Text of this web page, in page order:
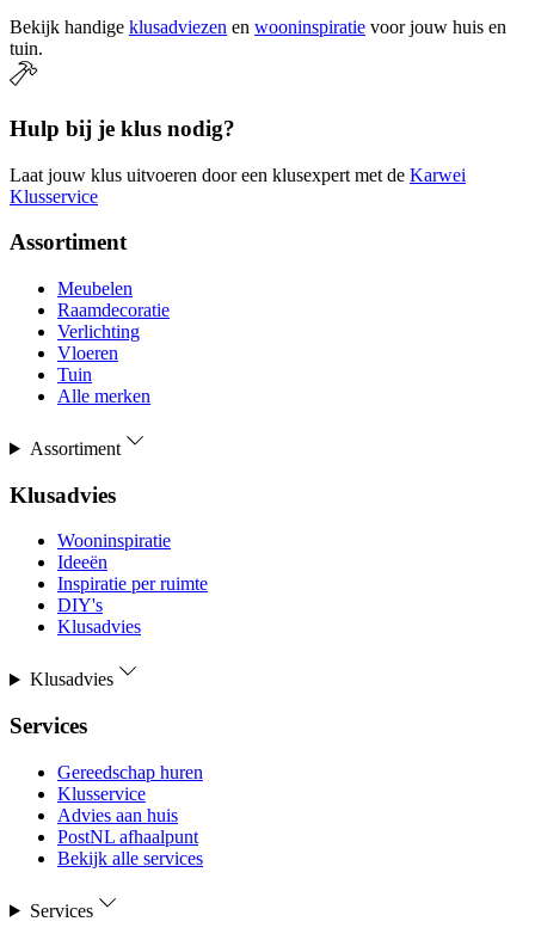
Bekijk handige klusadviezen en wooninspiratie voor jouw huis en
tuin.
Hulp bij je klus nodig?
Laat jouw klus uitvoeren door een klusexpert met de Karwei
Klusservice
Assortiment
Meubelen
Raamdecoratie
Verlichting
Vloeren
Tuin
Alle merken
Assortiment
Klusadvies
Wooninspiratie
Ideeën
Inspiratie per ruimte
DIY's
Klusadvies
Klusadvies
Services
Gereedschap huren
Klusservice
Advies aan huis
PostNL afhaalpunt
Bekijk alle services
Services